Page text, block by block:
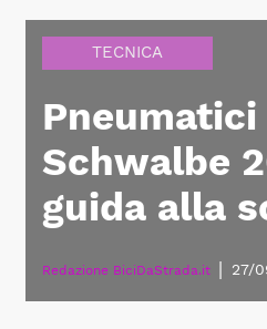
TECNICA
Pneumatici
Schwalbe
guida alla
Redazione BiciDaStrada.it 27/